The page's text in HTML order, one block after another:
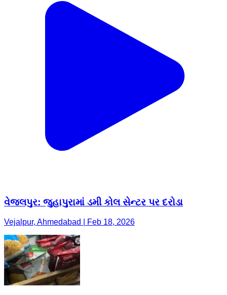
વેજલપુર: જુહાપુરામાં ડમી કોલ સેન્ટર પર દરોડા
Vejalpur, Ahmedabad | Feb 18, 2026